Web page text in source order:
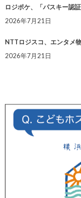
ロジポケ、「パスキー認
2026年7月21日
NTTロジスコ、エンタメ
2026年7月21日